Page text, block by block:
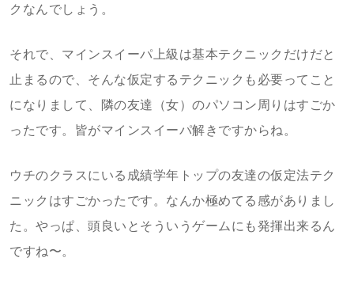
クなんでしょう。
それで、マインスイーパ上級は基本テクニックだけだと
止まるので、そんな仮定するテクニックも必要ってこと
になりまして、隣の友達（女）のパソコン周りはすごか
ったです。皆がマインスイーパ解きですからね。
ウチのクラスにいる成績学年トップの友達の仮定法テク
ニックはすごかったです。なんか極めてる感がありまし
た。やっぱ、頭良いとそういうゲームにも発揮出来るん
ですね〜。